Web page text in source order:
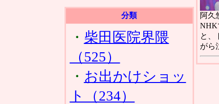
分類
・ 柴田医院界隈
（525）
・ お出かけショッ
ト（234）
阿久
NHK
と、
がら